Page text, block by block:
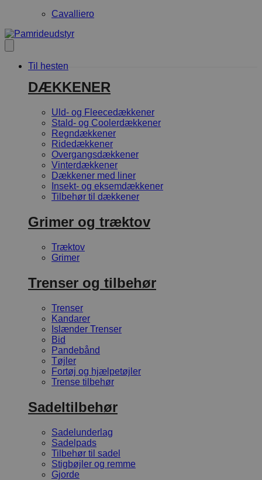
Cavalliero
Til hesten
DÆKKENER
Uld- og Fleecedækkener
Stald- og Coolerdækkener
Regndækkener
Ridedækkener
Overgangsdækkener
Vinterdækkener
Dækkener med liner
Insekt- og eksemdækkener
Tilbehør til dækkener
Grimer og træktov
Træktov
Grimer
Trenser og tilbehør
Trenser
Kandarer
Islænder Trenser
Bid
Pandebånd
Tøjler
Fortøj og hjælpetøjler
Trense tilbehør
Sadeltilbehør
Sadelunderlag
Sadelpads
Tilbehør til sadel
Stigbøjler og remme
Gjorde